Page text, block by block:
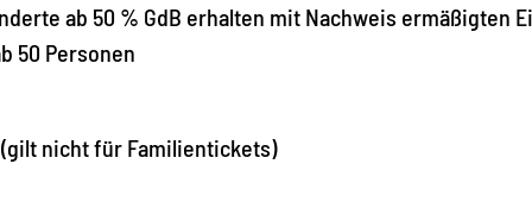
ab 50 % GdB erhalten mit Nachweis ermäßigten
50 Personen
nicht für Familientickets)